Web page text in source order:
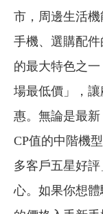
市，周邊生活
手機、選購配
的最大特色之
場最低價」，
惠。無論是最新
CP值的中階機
多客戶五星好
心。如果你想